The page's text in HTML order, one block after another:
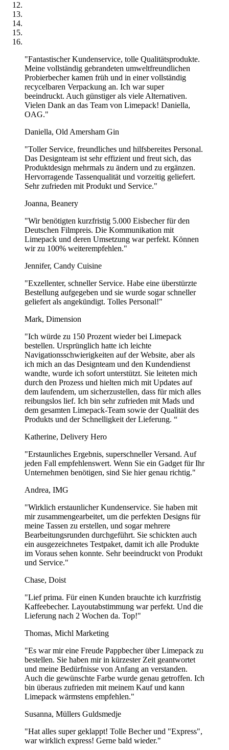
"Fantastischer Kundenservice, tolle Qualitätsprodukte.
Meine vollständig gebrandeten umweltfreundlichen
Probierbecher kamen früh und in einer vollständig
recycelbaren Verpackung an. Ich war super
beeindruckt. Auch günstiger als viele Alternativen.
Vielen Dank an das Team von Limepack! Daniella,
OAG."
Daniella, Old Amersham Gin
"Toller Service, freundliches und hilfsbereites Personal.
Das Designteam ist sehr effizient und freut sich, das
Produktdesign mehrmals zu ändern und zu ergänzen.
Hervorragende Tassenqualität und vorzeitig geliefert.
Sehr zufrieden mit Produkt und Service."
Joanna, Beanery
"Wir benötigten kurzfristig 5.000 Eisbecher für den
Deutschen Filmpreis. Die Kommunikation mit
Limepack und deren Umsetzung war perfekt. Können
wir zu 100% weiterempfehlen."
Jennifer, Candy Cuisine
"Exzellenter, schneller Service. Habe eine überstürzte
Bestellung aufgegeben und sie wurde sogar schneller
geliefert als angekündigt. Tolles Personal!"
Mark, Dimension
"Ich würde zu 150 Prozent wieder bei Limepack
bestellen. Ursprünglich hatte ich leichte
Navigationsschwierigkeiten auf der Website, aber als
ich mich an das Designteam und den Kundendienst
wandte, wurde ich sofort unterstützt. Sie leiteten mich
durch den Prozess und hielten mich mit Updates auf
dem laufendem, um sicherzustellen, dass für mich alles
reibungslos lief. Ich bin sehr zufrieden mit Mads und
dem gesamten Limepack-Team sowie der Qualität des
Produkts und der Schnelligkeit der Lieferung. “
Katherine, Delivery Hero
"Erstaunliches Ergebnis, superschneller Versand. Auf
jeden Fall empfehlenswert. Wenn Sie ein Gadget für Ihr
Unternehmen benötigen, sind Sie hier genau richtig."
Andrea, IMG
"Wirklich erstaunlicher Kundenservice. Sie haben mit
mir zusammengearbeitet, um die perfekten Designs für
meine Tassen zu erstellen, und sogar mehrere
Bearbeitungsrunden durchgeführt. Sie schickten auch
ein ausgezeichnetes Testpaket, damit ich alle Produkte
im Voraus sehen konnte. Sehr beeindruckt von Produkt
und Service."
Chase, Doist
"Lief prima. Für einen Kunden brauchte ich kurzfristig
Kaffeebecher. Layoutabstimmung war perfekt. Und die
Lieferung nach 2 Wochen da. Top!"
Thomas, Michl Marketing
"Es war mir eine Freude Pappbecher über Limepack zu
bestellen. Sie haben mir in kürzester Zeit geantwortet
und meine Bedürfnisse von Anfang an verstanden.
Auch die gewünschte Farbe wurde genau getroffen. Ich
bin überaus zufrieden mit meinem Kauf und kann
Limepack wärmstens empfehlen."
Susanna, Müllers Guldsmedje
"Hat alles super geklappt! Tolle Becher und "Express",
war wirklich express! Gerne bald wieder."